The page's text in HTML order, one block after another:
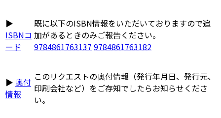
▶
ISBNコ
ード
既に以下のISBN情報をいただいておりますので追
加があるときのみご報告ください。
9784861763137 9784861763182
▶ 奥付
情報
このリクエストの奥付情報（発行年月日、発行元、
印刷会社など）をご存知でしたらお知らせくださ
い。